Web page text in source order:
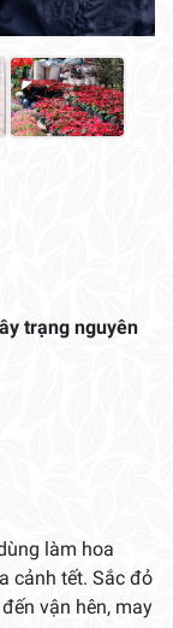
trạng nguyên
làm hoa
cảnh tết. Sắc đỏ
vận hên, may